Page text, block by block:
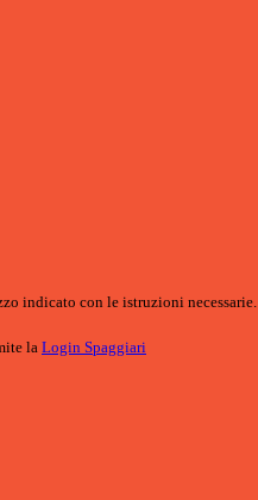
indicato con le istruzioni necessarie.
la Login Spaggiari